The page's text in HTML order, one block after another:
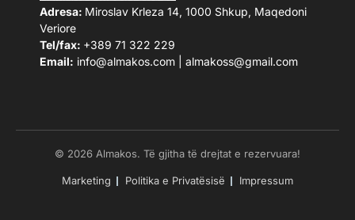
Adresa: Miroslav Krleza 14, 1000 Shkup, Maqedoni
Veriore
Tel/fax: +389 71 322 229
Email: info@almakos.com almakoss@gmail.com
© 2026 Almakos. Të gjitha të drejtat e rezervuara!
Marketing Politika e Privatësisë Impressum